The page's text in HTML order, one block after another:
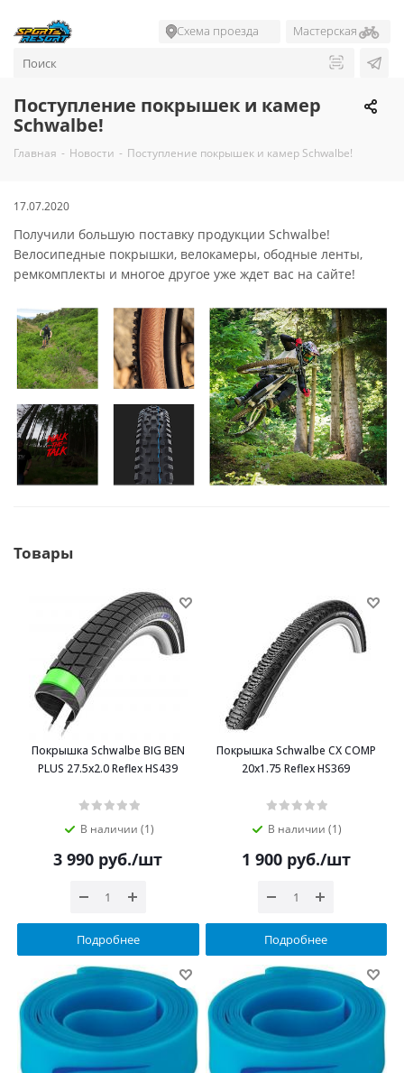
Схема проезда Мастерская
Поступление покрышек и камер
Schwalbe!
Главная - Новости - Поступление покрышек и камер Schwalbe!
17.07.2020
Получили большую поставку продукции Schwalbe!
Велосипедные покрышки, велокамеры, ободные ленты,
ремкомплекты и многое другое уже ждет вас на сайте!
Товары
Покрышка Schwalbe BIG BEN
PLUS 27.5х2.0 Reflex HS439
В наличии (1)
3 990 руб./шт
Подробнее
Покрышка Schwalbe CX COMP
20x1.75 Reflex HS369
В наличии (1)
1 900руб./шт
Подробнее